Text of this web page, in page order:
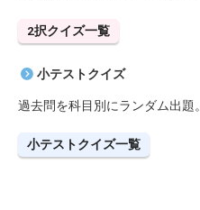
2択クイズ一覧
小テストクイズ
過去問を科目別にランダム出題
小テストクイズ一覧